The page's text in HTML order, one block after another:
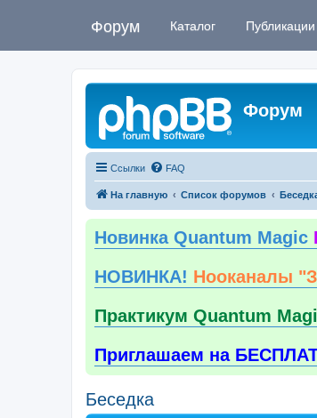
Форум Каталог Публикации
Форум
Ссылки FAQ
На главную Список форумов
Новинка Quantum Magic
НОВИНКА! Нооканалы
Практикум Quantum
Приглашаем на
Беседка